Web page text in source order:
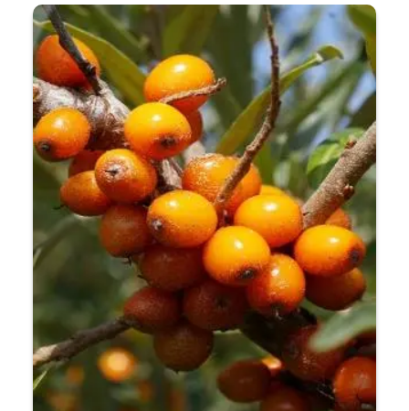
tot
€ 12,59